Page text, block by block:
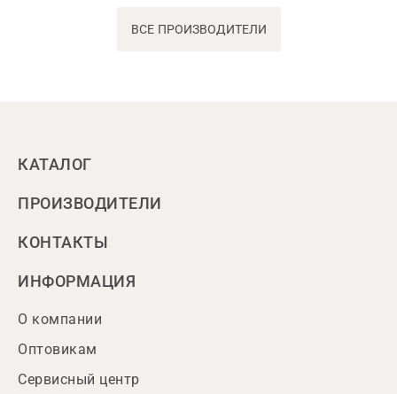
ВСЕ ПРОИЗВОДИТЕЛИ
КАТАЛОГ
ПРОИЗВОДИТЕЛИ
КОНТАКТЫ
ИНФОРМАЦИЯ
О компании
Оптовикам
Сервисный центр